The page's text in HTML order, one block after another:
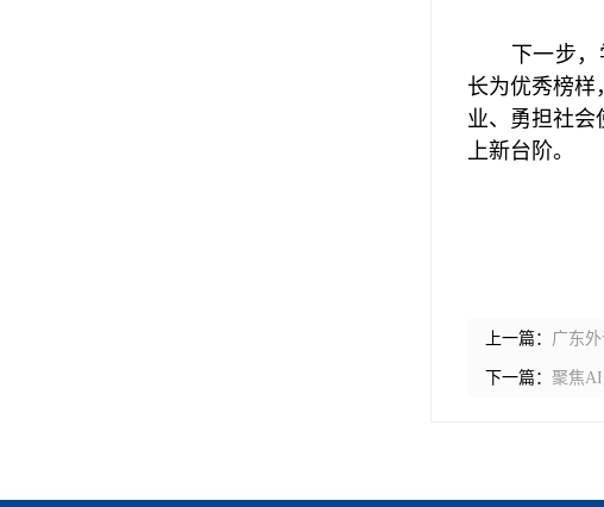
下一步
长为优秀榜样
业、勇担社会
上新台阶。
上一篇： 广东
下一篇： 聚焦